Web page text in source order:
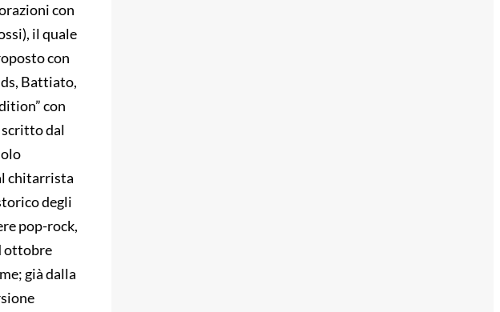
con
il quale
con
Battiato,
con
scritto dal
chitarrista
degli
pop-rock,
ottobre
già dalla